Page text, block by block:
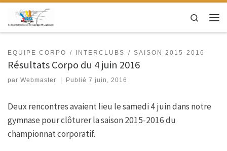
Passer au contenu
Search
EQUIPE CORPO INTERCLUBS SAISON 2015-2016
Résultats Corpo du 4 juin 2016
par Webmaster Publié7 juin, 2016
Deux rencontres avaient lieu le samedi 4 juin dans notre
gymnase pour clôturer la saison 2015-2016 du
championnat corporatif.